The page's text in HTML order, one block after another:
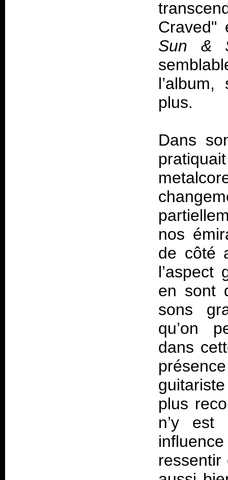
Craved"
Sun &
plus.
Dans
nos
de côté
l’aspect
en sont
sons
qu’on
dans
plus
n’y est